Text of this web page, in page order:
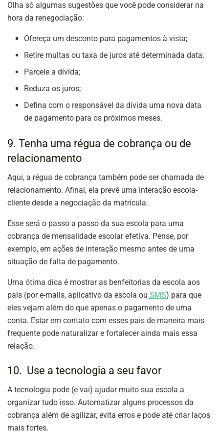
Olha só algumas sugestões que você pode considerar na
hora da renegociação:
Ofereça um desconto para pagamentos à vista;
Retire multas ou taxa de juros até determinada data;
Parcele a dívida;
Reduza os juros;
Defina com o responsável da dívida uma nova data
de pagamento para os próximos meses.
9. Tenha uma régua de cobrança ou de
relacionamento
Aqui, a régua de cobrança também pode ser chamada de
relacionamento. Afinal, ela prevê uma interação escola-
cliente desde a negociação da matrícula.
Esse será o passo a passo da sua escola para uma
cobrança de mensalidade escolar efetiva. Pense, por
exemplo, em ações de interação mesmo antes de uma
situação de falta de pagamento.
Uma ótima dica é mostrar as benfeitorias da escola aos
pais (por e-mails, aplicativo da escola ou SMS) para que
eles vejam além do que apenas o pagamento de uma
conta. Estar em contato com esses pais de maneira mais
frequente pode naturalizar e fortalecer ainda mais essa
relação.
10. Use a tecnologia a seu favor
A tecnologia pode (e vai) ajudar muito sua escola a
organizar tudo isso. Automatizar alguns processos da
cobrança além de agilizar, evita erros e pode até criar laços
mais fortes.